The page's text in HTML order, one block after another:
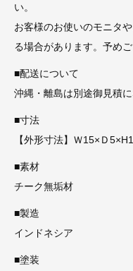
い。
お客様のお使いのモニタ
る場合があります。予めご
■配送について
沖縄・離島は別途御見積
■寸法
【外形寸法】Ｗ15×Ｄ
■素材
チーク無垢材
■製造
インドネシア
■塗装